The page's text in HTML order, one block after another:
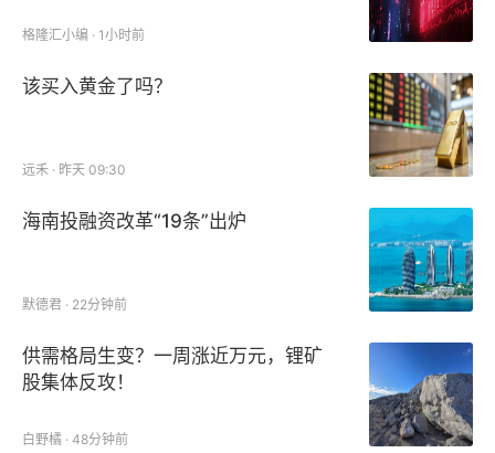
格隆汇小编 · 1小时前
该买入黄金了吗？
远禾 · 昨天 09:30
海南投融资改革“19条”出炉
默德君 · 22分钟前
供需格局生变？一周涨近万元，锂矿
股集体反攻！
白野橘 · 48分钟前